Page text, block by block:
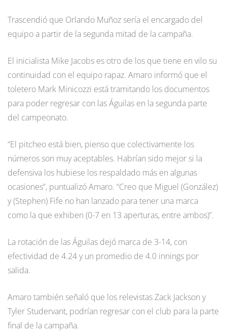
Trascendió que Orlando Muñoz sería el encargado del
equipo a partir de la segunda mitad de la campaña.
El inicialista Mike Jacobs es otro de los que tiene en vilo su
continuidad con el equipo rapaz. Amaro informó que el
toletero Mark Minicozzi está tramitando los documentos
para poder regresar con las Águilas en la segunda parte
del campeonato.
“El pitcheo está bien, pienso que colectivamente los
números son muy aceptables. Habrían sido mejor si la
defensiva los hubiese los respaldado más en algunas
ocasiones”, puntualizó Amaro. “Creo que Miguel (González)
y (Stephen) Fife no han lanzado para tener una marca
como la que exhiben (0-7 en 13 aperturas, entre ambos)”.
La rotación de las Águilas dejó marca de 3-14, con
efectividad de 4.24 y un promedio de 4.0 innings por
salida.
Amaro también señaló que los relevistas Zack Jackson y
Tyler Studervant, podrían regresar con el club para la parte
final de la campaña.